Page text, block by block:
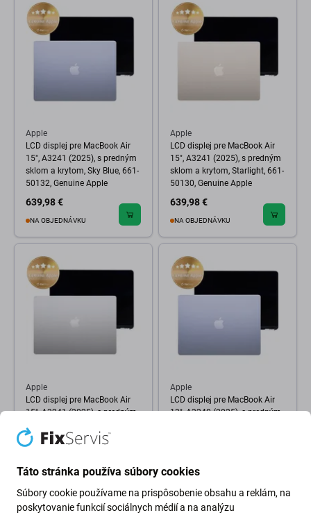
Apple
LCD displej pre MacBook Air
15", A3241 (2025), s predným
sklom a krytom, Sky Blue, 661-
50132, Genuine Apple
639,98 €
NA OBJEDNÁVKU
Apple
LCD displej pre MacBook Air
15", A3241 (2025), s predným
sklom a krytom, Starlight, 661-
50130, Genuine Apple
639,98 €
NA OBJEDNÁVKU
Apple
LCD displej pre MacBook Air
15", A3241 (2025), s predným
50129, Genuine Apple
NA OBJEDNÁVKU
Apple
LCD displej pre MacBook Air
13", A3240 (2025), s predným
NA OBJEDNÁVKU
Táto stránka používa súbory cookies
Súbory cookie používame na prispôsobenie obsahu a reklám, na
poskytovanie funkcií sociálnych médií a na analýzu